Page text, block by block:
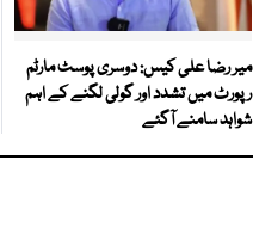
میر رضا علی کیس: دوسری پوسٹ مارٹم
رپورٹ میں تشدد اور گولی لگنے کے اہم
شواہد سامنے آگئے